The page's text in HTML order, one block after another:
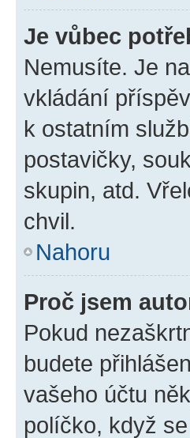
Je vůbec
Nemusíte. Je
vkládání
k ostatním
postavičky,
skupin, atd.
chvil.
Nahoru
Proč jsem
Pokud
budete
vašeho účtu
políčko, když